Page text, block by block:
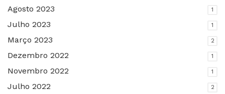
Agosto 2023 1
Julho 2023 1
Março 2023 2
Dezembro 2022 1
Novembro 2022 1
Julho 2022 2